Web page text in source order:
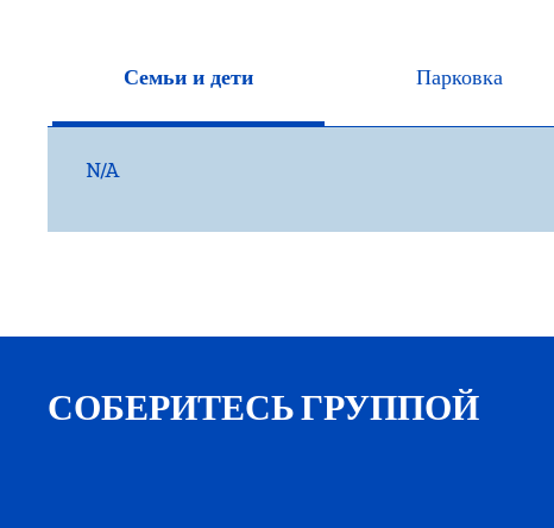
Семьи и дети Парковка
N/A
СОБЕРИТЕСЬ ГРУППОЙ